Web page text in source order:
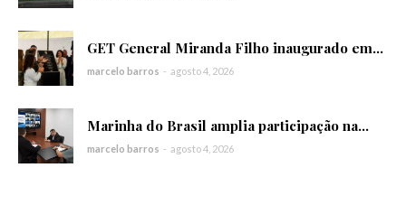
GET General Miranda Filho inaugurado em...
marcelo barros - agosto 4, 2026
Marinha do Brasil amplia participação na...
marcelo barros - agosto 4, 2026